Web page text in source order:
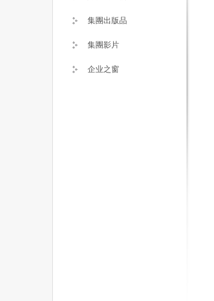
集團出版品
集團影片
企业之窗